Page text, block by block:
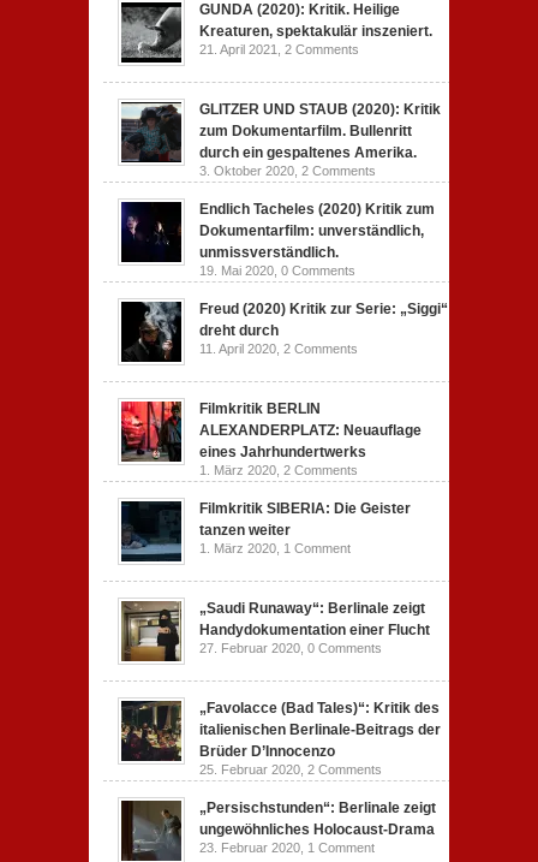
GUNDA (2020): Kritik. Heilige
Kreaturen, spektakulär inszeniert.
21. April 2021, 2 Comments
GLITZER UND STAUB (2020): Kritik
zum Dokumentarfilm. Bullenritt
durch ein gespaltenes Amerika.
3. Oktober 2020, 2 Comments
Endlich Tacheles (2020) Kritik zum
Dokumentarfilm: unverständlich,
unmissverständlich.
19. Mai 2020, 0 Comments
Freud (2020) Kritik zur Serie: „Siggi“
dreht durch
11. April 2020, 2 Comments
Filmkritik BERLIN
ALEXANDERPLATZ: Neuauflage
eines Jahrhundertwerks
1. März 2020, 2 Comments
Filmkritik SIBERIA: Die Geister
tanzen weiter
1. März 2020, 1 Comment
„Saudi Runaway“: Berlinale zeigt
Handydokumentation einer Flucht
27. Februar 2020, 0 Comments
„Favolacce (Bad Tales)“: Kritik des
italienischen Berlinale-Beitrags der
Brüder D’Innocenzo
25. Februar 2020, 2 Comments
„Persischstunden“: Berlinale zeigt
ungewöhnliches Holocaust-Drama
23. Februar 2020, 1 Comment